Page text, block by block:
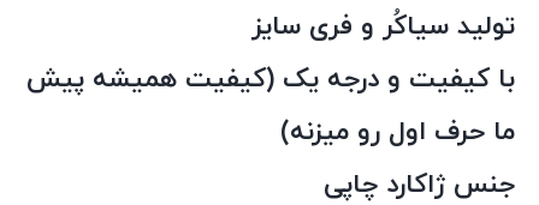
تولید سیاکُر و فری سایز
با کیفیت و درجه یک (کیفیت همیشه پیش
ما حرف اول رو میزنه)
جنس ژاکارد چاپی